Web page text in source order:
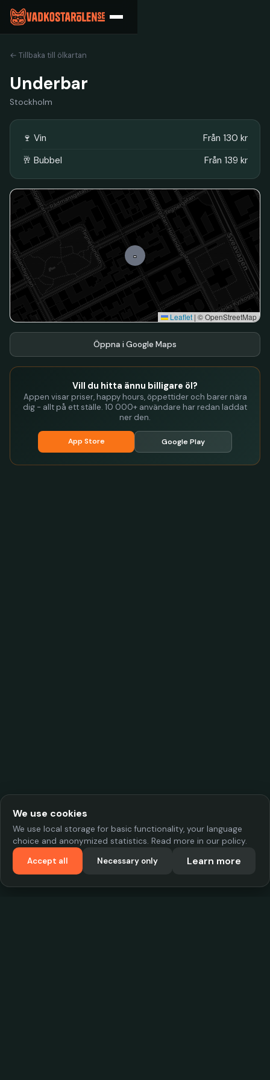
← Tillbaka till ölkartan
Underbar
Stockholm
🍷 Vin
Från 130 kr
🥂 Bubbel
Från 139 kr
-
Leaflet | © OpenStreetMap
Öppna i Google Maps
Vill du hitta ännu billigare öl?
Appen visar priser, happy hours, öppettider och barer nära
dig - allt på ett ställe. 10 000+ användare har redan laddat
ner den.
App Store Google Play
We use cookies
We use local storage for basic functionality, your language
choice and anonymized statistics. Read more in our policy.
Accept all
Necessary only Learn more